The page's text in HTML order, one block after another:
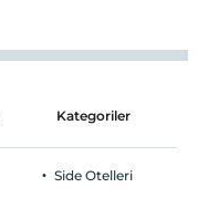
Kategoriler
Side Otelleri